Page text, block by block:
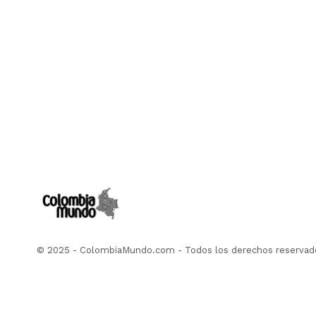
© 2025 - ColombiaMundo.com - Todos los derechos